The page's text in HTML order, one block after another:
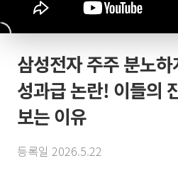
삼성전자 주주 분노
성과급 논란! 이들의
보는 이유
등록일 2026.5.22